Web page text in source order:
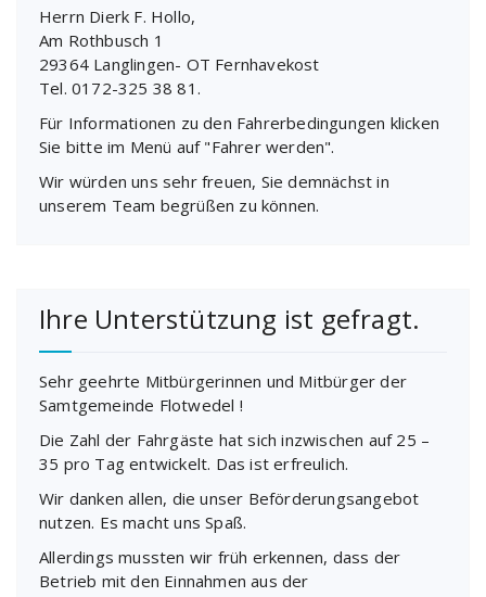
Herrn Dierk F. Hollo,
Am Rothbusch 1
29364 Langlingen- OT Fernhavekost
Tel. 0172-325 38 81.
Für Informationen zu den Fahrerbedingungen klicken
Sie bitte im Menü auf "Fahrer werden".
Wir würden uns sehr freuen, Sie demnächst in
unserem Team begrüßen zu können.
Ihre Unterstützung ist gefragt.
Sehr geehrte Mitbürgerinnen und Mitbürger der
Samtgemeinde Flotwedel !
Die Zahl der Fahrgäste hat sich inzwischen auf 25 –
35 pro Tag entwickelt. Das ist erfreulich.
Wir danken allen, die unser Beförderungsangebot
nutzen. Es macht uns Spaß.
Allerdings mussten wir früh erkennen, dass der
Betrieb mit den Einnahmen aus der